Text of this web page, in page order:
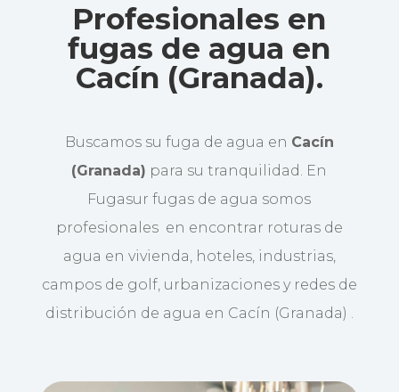
Profesionales en
fugas de agua en
Cacín (Granada).
Buscamos su fuga de agua en Cacín
(Granada) para su tranquilidad. En
Fugasur fugas de agua somos
profesionales en encontrar roturas de
agua en vivienda, hoteles, industrias,
campos de golf, urbanizaciones y redes de
distribución de agua en Cacín (Granada) .